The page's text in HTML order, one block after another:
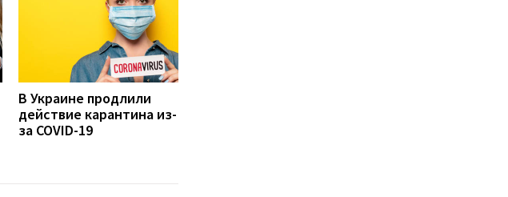
В Украине продлили
действие карантина из-
за COVID-19